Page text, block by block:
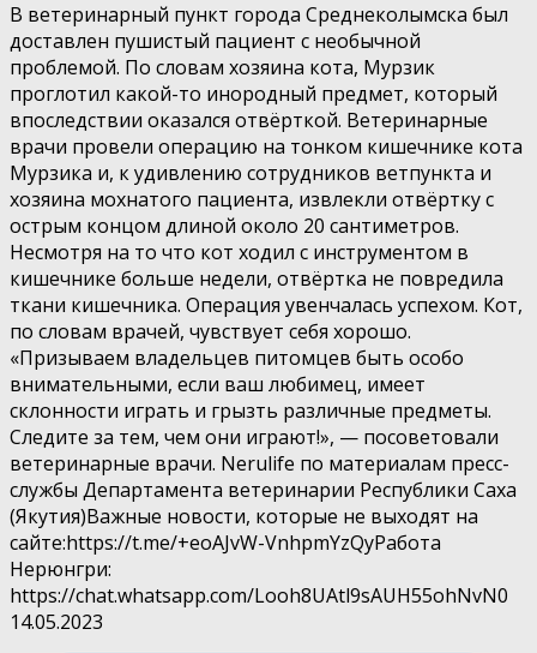
В ветеринарный пункт города Среднеколымска был
доставлен пушистый пациент с необычной
проблемой. По словам хозяина кота, Мурзик
проглотил какой-то инородный предмет, который
впоследствии оказался отвёрткой. Ветеринарные
врачи провели операцию на тонком кишечнике кота
Мурзика и, к удивлению сотрудников ветпункта и
хозяина мохнатого пациента, извлекли отвёртку с
острым концом длиной около 20 сантиметров.
Несмотря на то что кот ходил с инструментом в
кишечнике больше недели, отвёртка не повредила
ткани кишечника. Операция увенчалась успехом. Кот,
по словам врачей, чувствует себя хорошо.
«Призываем владельцев питомцев быть особо
внимательными, если ваш любимец, имеет
склонности играть и грызть различные предметы.
Следите за тем, чем они играют!», — посоветовали
ветеринарные врачи. Nerulife по материалам пресс-
службы Департамента ветеринарии Республики Саха
(Якутия)Важные новости, которые не выходят на
сайте:https://t.me/+eoAJvW-VnhpmYzQyРабота
Нерюнгри:
https://chat.whatsapp.com/Looh8UAtl9sAUH55ohNvN0
14.05.2023